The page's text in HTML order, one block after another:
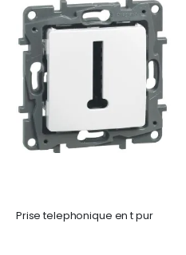
Prise telephonique en t pur